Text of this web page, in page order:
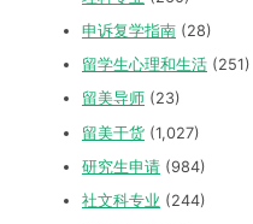
申诉复学指南 (28)
留学生心理和生活 (251)
留美导师 (23)
留美干货 (1,027)
研究生申请 (984)
社文科专业 (244)